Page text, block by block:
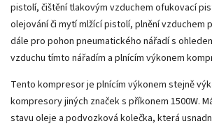
pistolí, čištění tlakovým vzduchem ofukovací
olejování či mytí mlžící pistolí, plnění vzduchem
dále pro pohon pneumatického nářadí s
vzduchu tímto nářadím a plnícím výkonem
Tento kompresor je plnícím výkonem stejně
kompresory jiných značek s příkonem 1500W.
stavu oleje a podvozková kolečka, která